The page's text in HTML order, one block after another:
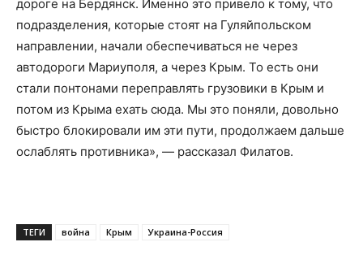
дороге на Бердянск. Именно это привело к тому, что
подразделения, которые стоят на Гуляйпольском
направлении, начали обеспечиваться не через
автодороги Мариуполя, а через Крым. То есть они
стали понтонами переправлять грузовики в Крым и
потом из Крыма ехать сюда. Мы это поняли, довольно
быстро блокировали им эти пути, продолжаем дальше
ослаблять противника», — рассказал Филатов.
ТЕГИ война Крым Украина-Россия